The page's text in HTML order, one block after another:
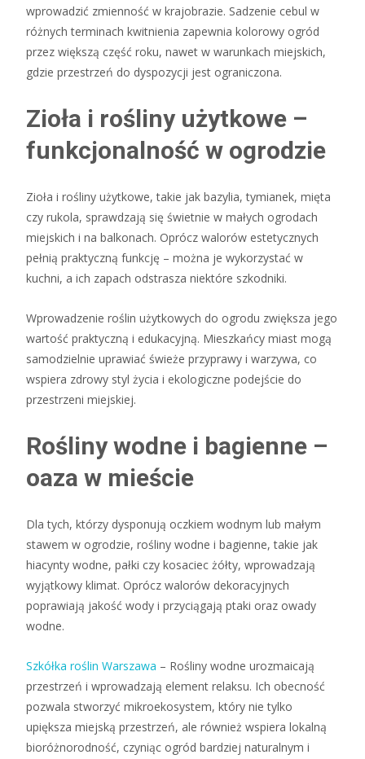
wprowadzić zmienność w krajobrazie. Sadzenie cebul w
różnych terminach kwitnienia zapewnia kolorowy ogród
przez większą część roku, nawet w warunkach miejskich,
gdzie przestrzeń do dyspozycji jest ograniczona.
Zioła i rośliny użytkowe –
funkcjonalność w ogrodzie
Zioła i rośliny użytkowe, takie jak bazylia, tymianek, mięta
czy rukola, sprawdzają się świetnie w małych ogrodach
miejskich i na balkonach. Oprócz walorów estetycznych
pełnią praktyczną funkcję – można je wykorzystać w
kuchni, a ich zapach odstrasza niektóre szkodniki.
Wprowadzenie roślin użytkowych do ogrodu zwiększa jego
wartość praktyczną i edukacyjną. Mieszkańcy miast mogą
samodzielnie uprawiać świeże przyprawy i warzywa, co
wspiera zdrowy styl życia i ekologiczne podejście do
przestrzeni miejskiej.
Rośliny wodne i bagienne –
oaza w mieście
Dla tych, którzy dysponują oczkiem wodnym lub małym
stawem w ogrodzie, rośliny wodne i bagienne, takie jak
hiacynty wodne, pałki czy kosaciec żółty, wprowadzają
wyjątkowy klimat. Oprócz walorów dekoracyjnych
poprawiają jakość wody i przyciągają ptaki oraz owady
wodne.
Szkółka roślin Warszawa – Rośliny wodne urozmaicają
przestrzeń i wprowadzają element relaksu. Ich obecność
pozwala stworzyć mikroekosystem, który nie tylko
upiększa miejską przestrzeń, ale również wspiera lokalną
bioróżnorodność, czyniąc ogród bardziej naturalnym i